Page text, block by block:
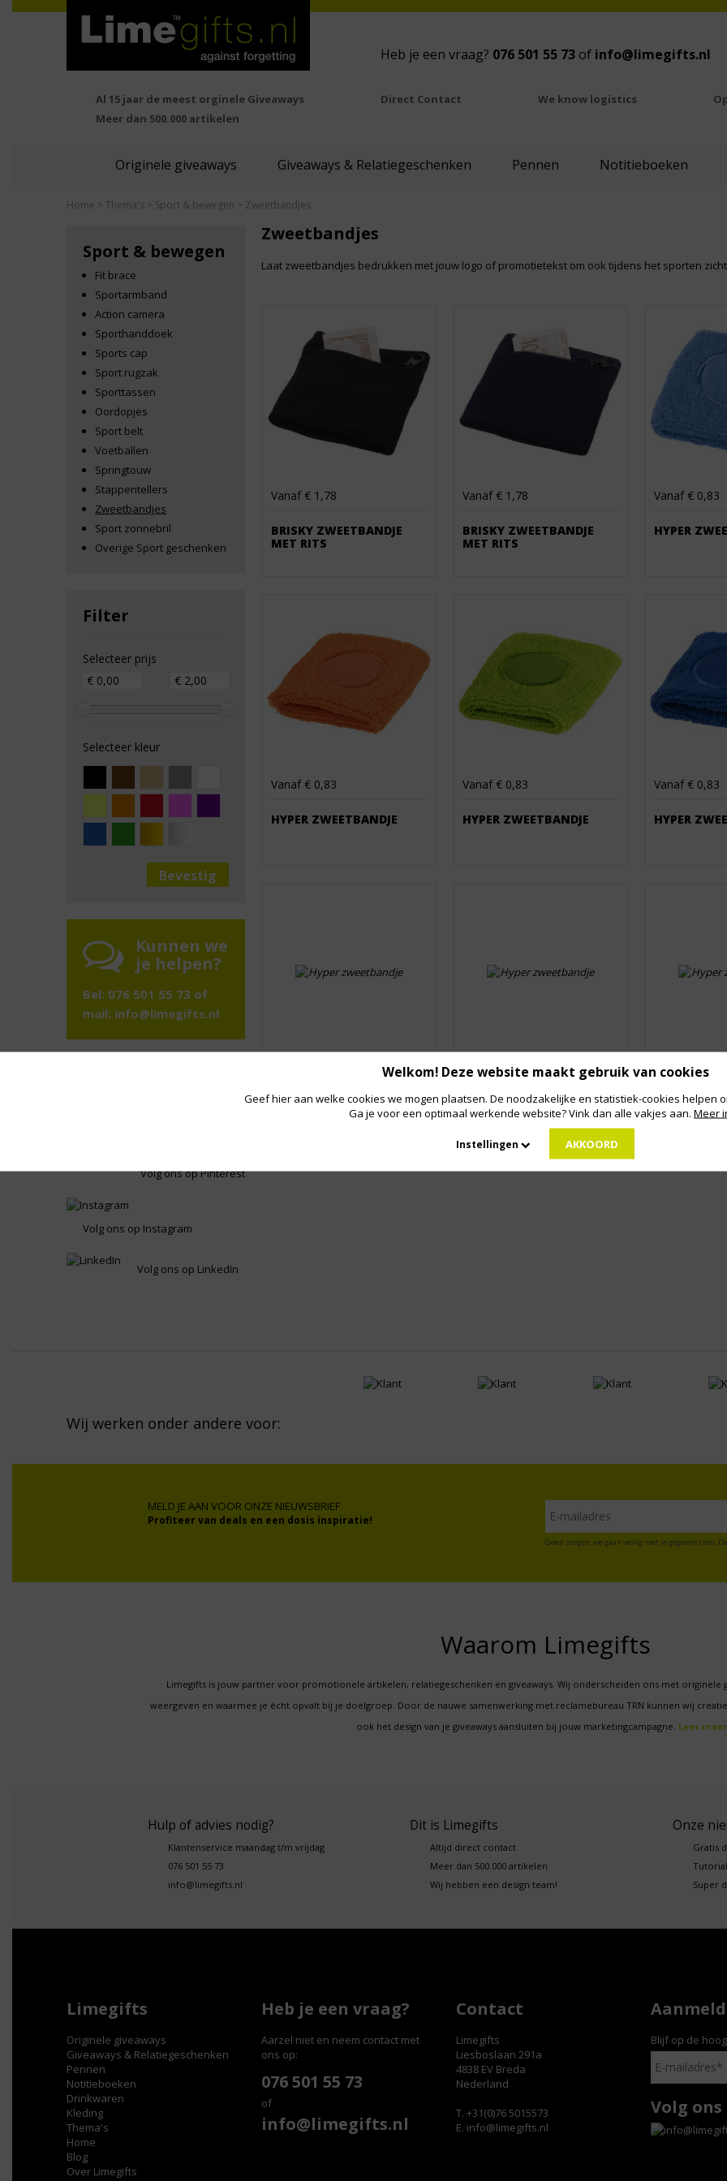
Heb je een vraag? 076 501 55 73of info@limegifts.nl
Al 15 jaar de meest orginele Giveaways Direct Contact We know logistics
Meer dan 500.000 artikelen
Originele giveaways Giveaways & Relatiegeschenken Pennen Notitieboeken
Home > Thema's > Sport & bewegen > Zweetbandjes
Sport & bewegen
Fit brace
Sportarmband
Action camera
Sporthanddoek
Sports cap
Sport rugzak
Sporttassen
Oordopjes
Sport belt
Voetballen
Springtouw
Stappentellers
Zweetbandjes
Sport zonnebril
Overige Sport geschenken
Filter
Selecteer prijs
Selecteer kleur
Kunnen we
je helpen?
Bel: 076 501 55 73 of
mail: info@limegifts.nl
Volg ons op Pinterest
Volg ons op Instagram
Volg ons op LinkedIn
Zweetbandjes
Laat zweetbandjes bedrukken met jouw logo of promotietekst om ook tijdens het sporten
Vanaf € 1,78
BRISKY ZWEETBANDJE
MET RITS
Vanaf € 1,78
BRISKY ZWEETBANDJE
MET RITS
Vanaf € 0,83
HYPER
Vanaf € 0,83
HYPER ZWEETBANDJE
Vanaf € 0,83
HYPER ZWEETBANDJE
Vanaf € 0,83
HYPER
HYPER ZWEETBANDJE
Vanaf € 0,83
HYPER ZWEETBANDJE
Vanaf € 0,83
HYPER
Wij werken onder andere voor:
MELD JE AAN VOOR ONZE NIEUWSBRIEF
Profiteer van deals en een dosis inspiratie!
Geen zorgen: we gaan veilig met je gegevens om.
Waarom Limegifts
Limegifts is jouw partner voor promotionele artikelen, relatiegeschenken en giveaways. Wij onderscheiden ons met originele
weergeven en waarmee je écht opvalt bij je doelgroep. Door de nauwe samenwerking met reclamebureau TRN kunnen wij
ook het design van je giveaways aansluiten bij jouw marketingcampagne. Lees
Hulp of advies nodig?
Klantenservice maandag t/m vrijdag
076 501 55 73
info@limegifts.nl
Dit is Limegifts
Altijd direct contact
Meer dan 500.000 artikelen
Wij hebben een design team!
Onze
Gratis
Super
Limegifts
Originele giveaways
Giveaways & Relatiegeschenken
Pennen
Notitieboeken
Drinkwaren
Kleding
Thema's
Home
Blog
Over Limegifts
Heb je een vraag?
Aarzel niet en neem contact met
ons op:
076 501 55 73
of
info@limegifts.nl
Contact
Limegifts
Liesboslaan 291a
4838 EV Breda
Nederland
T. +31(0)76 5015573
E. info@limegifts.nl
Blijf op de
Volg
Welkom! Deze website maakt gebruik van cookies
Geef hier aan welke cookies we mogen plaatsen. De noodzakelijke en statistiek-cookies helpen
Ga je voor een optimaal werkende website? Vink dan alle vakjes aan. Meer
Instellingen AKKOORD